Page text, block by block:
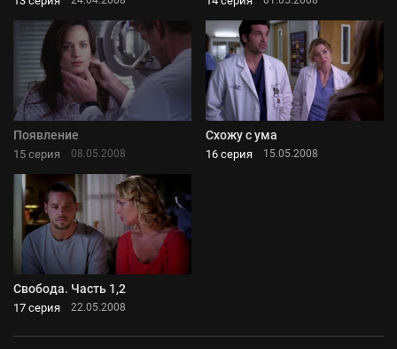
Появление
15 серия 08.05.2008
Схожу с ума
16 серия 15.05.2008
Свобода. Часть 1,2
17 серия 22.05.2008